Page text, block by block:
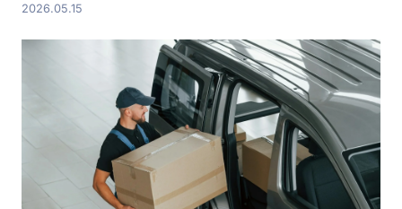
2026.05.15